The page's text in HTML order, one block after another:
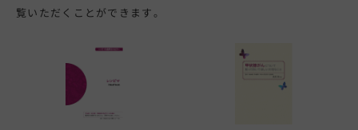
覧いただくことができます。